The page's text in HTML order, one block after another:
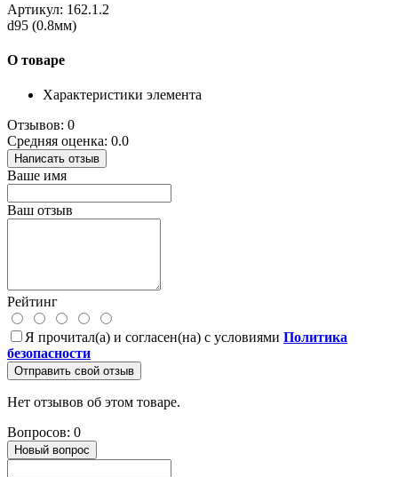
Артикул: 162.1.2
d95 (0.8мм)
О товаре
Характеристики элемента
Отзывов: 0
Средняя оценка: 0.0
Написать отзыв
Ваше имя
Ваш отзыв
Рейтинг
Я прочитал(а) и согласен(на) с условиями Политика
безопасности
Отправить свой отзыв
Нет отзывов об этом товаре.
Вопросов: 0
Новый вопрос